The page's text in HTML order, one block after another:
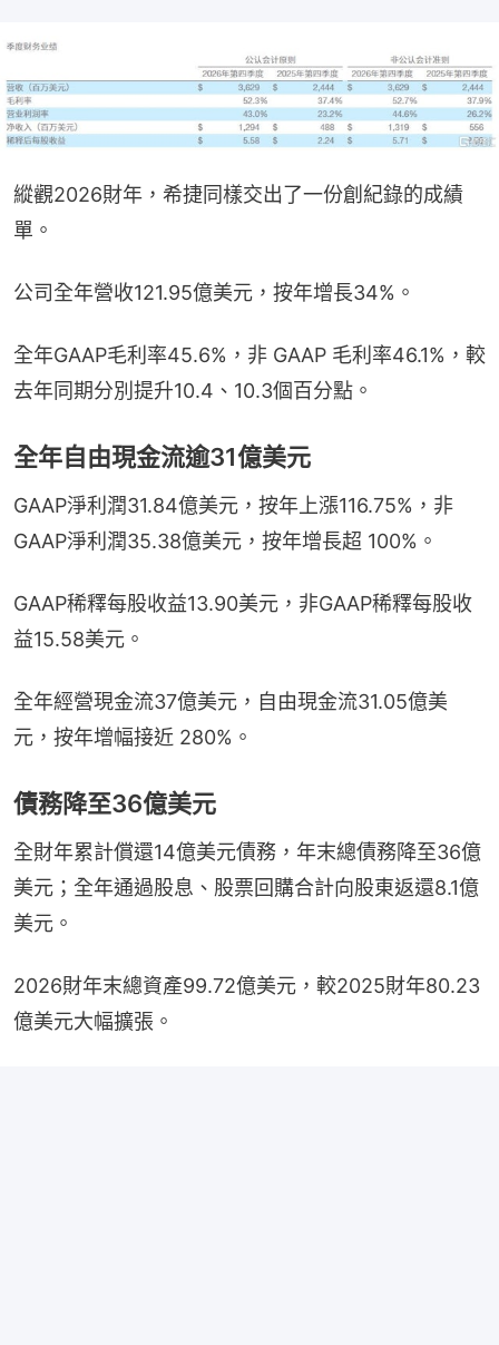
縱觀2026財年，希捷同樣交出了一份創紀錄的成績
單。
公司全年營收121.95億美元，按年增長34%。
全年GAAP毛利率45.6%，非 GAAP 毛利率46.1%，較
去年同期分別提升10.4、10.3個百分點。
全年自由現金流逾31億美元
GAAP淨利潤31.84億美元，按年上漲116.75%，非
GAAP淨利潤35.38億美元，按年增長超 100%。
GAAP稀釋每股收益13.90美元，非GAAP稀釋每股收
益15.58美元。
全年經營現金流37億美元，自由現金流31.05億美
元，按年增幅接近 280%。
債務降至36億美元
全財年累計償還14億美元債務，年末總債務降至36億
美元；全年通過股息、股票回購合計向股東返還8.1億
美元。
2026財年末總資產99.72億美元，較2025財年80.23
億美元大幅擴張。